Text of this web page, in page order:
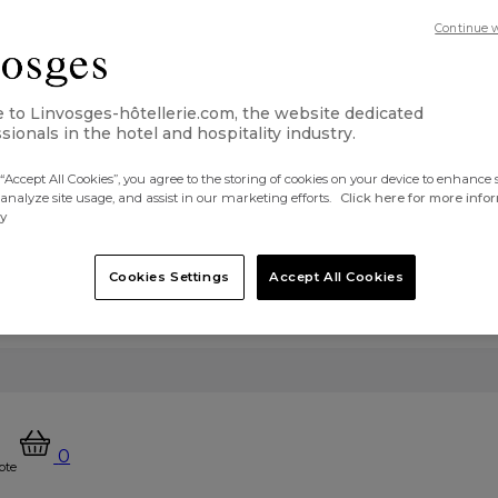
0
to Linvosges-hôtellerie.com, the website dedicated
in the hotel and hospitality industry.
All Cookies”, you agree to the storing of cookies on your device to enhance
site usage, and assist in our marketing efforts.
Click here for more
Cookies Settings Accept All Cookies
Continue